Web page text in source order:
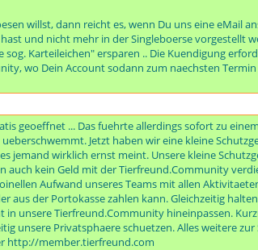
willst, dann reicht es, wenn Du uns eine eMail
und nicht mehr in der Singleboerse vorgestellt
Karteileichen" ersparen .. Die Kuendigung
wo Dein Account sodann zum naechsten
geoeffnet ... Das fuehrte allerdings sofort zu
Jetzt haben wir eine kleine
jemand wirklich ernst meint. Unsere kleine
kein Geld mit der Tierfreund.Community
Aufwand unseres Teams mit allen
aus der Portokasse zahlen kann. Gleichzeitig
unsere Tierfreund.Community hineinpassen.
unsere Privatsphaere schuetzen. Alles weitere
http://member.tierfreund.com